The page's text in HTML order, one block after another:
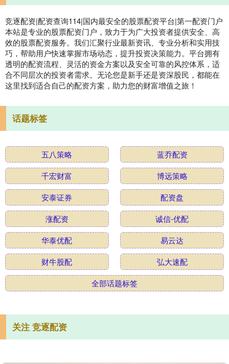
竞逐配资|配资查询114|国内最安全的股票配资平台|第一配资门户
本站是专业的股票配资门户，致力于为广大投资者提供安全、高
效的股票配资服务。我们汇聚行业最新资讯、专业分析和实用技
巧，帮助用户快速掌握市场动态，提升投资决策能力。平台拥有
透明的配资流程、灵活的资金方案以及安全可靠的风控体系，适
合不同层次的投资者需求。无论您是新手还是资深股民，都能在
这里找到适合自己的配资方案，助力您的财富增值之旅！
话题标签
五八策略
蓝乔配资
千宏财富
博远策略
安泰证券
配资盘
涨配资
诚信-优配
华泰优配
易云达
财牛股配
弘大速配
全部话题标签
关注 竞逐配资